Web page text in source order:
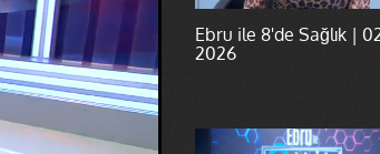
Ebru ile 8'de Sağlık |
2026